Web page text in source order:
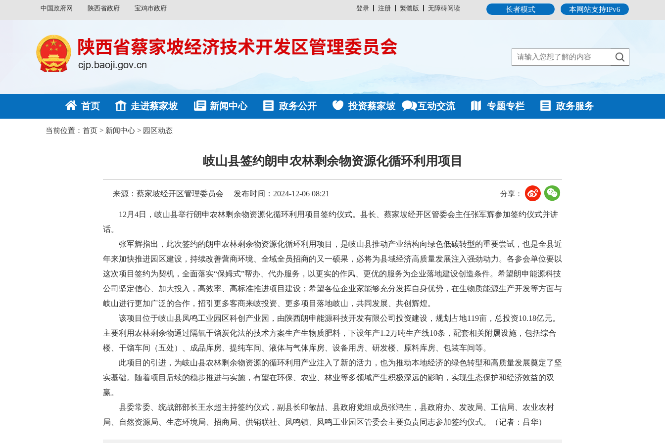
中国政府网 陕西省政府 宝鸡市政府 本网站支持IPv6
长者模式
登录 注册 繁體版 无障碍阅读
首页 走进蔡家坡 新闻中心 政务公开 投资蔡家坡 互动交流 专题专栏 政务服务
当前位置： 首页 > 新闻中心 > 园区动态
岐山县签约朗申农林剩余物资源化循环利用项目
来源：蔡家坡经开区管理委员会 发布时间：2024-12-06 08:21 分享：
12月4日，岐山县举行朗申农林剩余物资源化循环利用项目签约仪式。县长、蔡家坡经开区管委会主任张军辉参加签约仪式并讲
话。
张军辉指出，此次签约的朗申农林剩余物资源化循环利用项目，是岐山县推动产业结构向绿色低碳转型的重要尝试，也是全县近
年来加快推进园区建设，持续改善营商环境、全域全员招商的又一硕果，必将为县域经济高质量发展注入强劲动力。各参会单位要以
这次项目签约为契机，全面落实“保姆式”帮办、代办服务，以更实的作风、更优的服务为企业落地建设创造条件。希望朗申能源科技
公司坚定信心、加大投入，高效率、高标准推进项目建设；希望各位企业家能够充分发挥自身优势，在生物质能源生产开发等方面与
岐山进行更加广泛的合作，招引更多客商来岐投资、更多项目落地岐山，共同发展、共创辉煌。
该项目位于岐山县凤鸣工业园区科创产业园，由陕西朗申能源科技开发有限公司投资建设，规划占地119亩，总投资10.18亿元。
主要利用农林剩余物通过隔氧干馏炭化法的技术方案生产生物质肥料，下设年产1.2万吨生产线10条，配套相关附属设施，包括综合
楼、干馏车间（五处）、成品库房、提纯车间、液体与气体库房、设备用房、研发楼、原料库房、包装车间等。
此项目的引进，为岐山县农林剩余物资源的循环利用产业注入了新的活力，也为推动本地经济的绿色转型和高质量发展奠定了坚
实基础。随着项目后续的稳步推进与实施，有望在环保、农业、林业等多领域产生积极深远的影响，实现生态保护和经济效益的双
赢。
县委常委、统战部部长王永超主持签约仪式，副县长印敏喆、县政府党组成员张鸿生，县政府办、发改局、工信局、农业农村
局、自然资源局、生态环境局、招商局、供销联社、凤鸣镇、凤鸣工业园区管委会主要负责同志参加签约仪式。（记者：吕华）